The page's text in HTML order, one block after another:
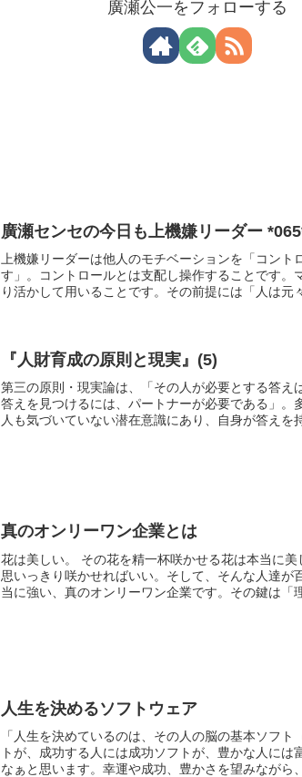
廣瀬公一をフォローする
廣瀬センセの今日も上機嫌リーダー
上機嫌リーダーは他人のモチベーションを「コント
す」。コントロールとは支配し操作することです。
り活かして用いることです。その前提には「人は元
『人財育成の原則と現実』(5)
第三の原則・現実論は、「その人が必要とする答
答えを見つけるには、パートナーが必要である」
人も気づいていない潜在意識にあり、自身が答えを
真のオンリーワン企業とは
花は美しい。 その花を精一杯咲かせる花は本当に
思いっきり咲かせればいい。そして、そんな人達
当に強い、真のオンリーワン企業です。その鍵は「
人生を決めるソフトウェア
「人生を決めているのは、その人の脳の基本ソフ
トが、成功する人には成功ソフトが、豊かな人に
なぁと思います。幸運や成功、豊かさを望みながら